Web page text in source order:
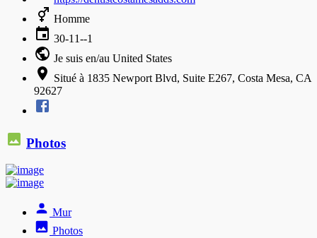
Homme
30-11--1
Je suis en/au United States
Situé à 1835 Newport Blvd, Suite E267, Costa Mesa, CA
92627
Photos
Mur
Photos